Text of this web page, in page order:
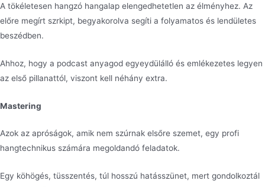
A tökéletesen hangzó hangalap elengedhetetlen az élményhez. Az
előre megírt szrkipt, begyakorolva segíti a folyamatos és lendületes
beszédben.
Ahhoz, hogy a podcast anyagod egyeydülálló és emlékezetes legyen
az első pillanattól, viszont kell néhány extra.
Mastering
Azok az apróságok, amik nem szúrnak elsőre szemet, egy profi
hangtechnikus számára megoldandó feladatok.
Egy köhögés, tüsszentés, túl hosszú hatásszünet, mert gondolkoztál